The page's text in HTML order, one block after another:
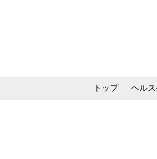
トップ ヘル